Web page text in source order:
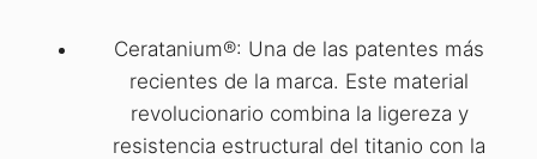
Ceratanium®: Una de las patentes más
recientes de la marca. Este material
revolucionario combina la ligereza y
resistencia estructural del titanio con la